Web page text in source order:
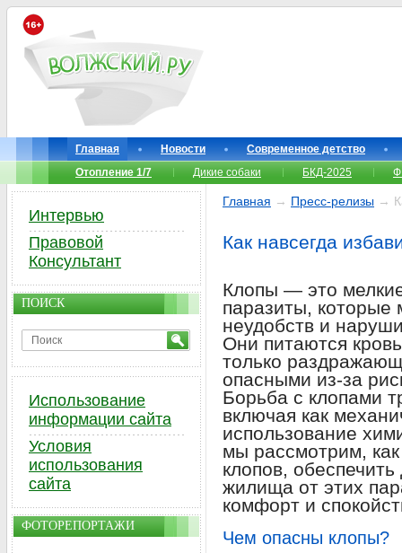
Главная Новости
Современное детство
Отопление 1/7
Дикие собаки БКД-2025
Главная → Пресс-релизы →
Как навсегда
Клопы — это
паразиты, которые
неудобств и
Они питаются
только
опасными из-за
Борьба с клопами
включая как
использование
мы рассмотрим,
клопов,
жилища от этих
комфорт и
Чем опасны клопы?
Интервью
Правовой
Консультант
ПОИСК
Использование
информации сайта
Условия
использования
сайта
ФОТОРЕПОРТАЖИ